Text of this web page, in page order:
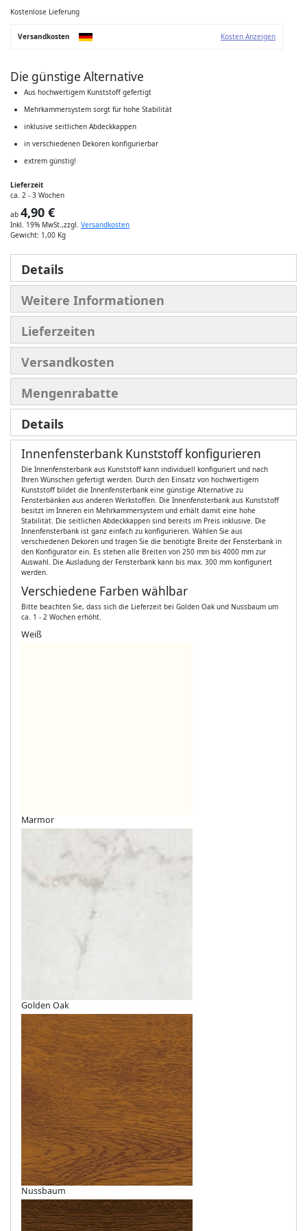
Bildgalerie
Kostenlose Lieferung
Versandkosten Kosten Anzeigen
Die günstige Alternative
Aus hochwertigem Kunststoff gefertigt
Mehrkammersystem sorgt für hohe Stabilität
inklusive seitlichen Abdeckkappen
in verschiedenen Dekoren konfigurierbar
extrem günstig!
Lieferzeit
ca. 2 - 3 Wochen
ab 4,90 €
Inkl. 19% MwSt.,zzgl. Versandkosten
Gewicht: 1,00 Kg
Details
Weitere Informationen
Lieferzeiten
Versandkosten
Mengenrabatte
Details
Innenfensterbank Kunststoff konfigurieren
Die Innenfensterbank aus Kunststoff kann individuell konfiguriert und nach
Ihren Wünschen gefertigt werden. Durch den Einsatz von hochwertigem
Kunststoff bildet die Innenfensterbank eine günstige Alternative zu
Fensterbänken aus anderen Werkstoffen. Die Innenfensterbank aus Kunststoff
besitzt im Inneren ein Mehrkammersystem und erhält damit eine hohe
Stabilität. Die seitlichen Abdeckkappen sind bereits im Preis inklusive. Die
Innenfensterbank ist ganz einfach zu konfigurieren. Wählen Sie aus
verschiedenen Dekoren und tragen Sie die benötigte Breite der Fensterbank in
den Konfigurator ein. Es stehen alle Breiten von 250 mm bis 4000 mm zur
Auswahl. Die Ausladung der Fensterbank kann bis max. 300 mm konfiguriert
werden.
Verschiedene Farben wählbar
Bitte beachten Sie, dass sich die Lieferzeit bei Golden Oak und Nussbaum um
ca. 1 - 2 Wochen erhöht.
Weiß
Marmor
Golden Oak
Nussbaum